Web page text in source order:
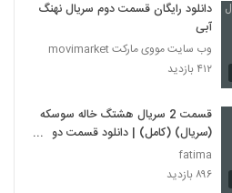
دانلود رایگان قسمت دوم سریال نهنگ
آبی
وب سایت مووی مارکت movimarket
۴۱۲ بازدید
قسمت 2 سریال هشتگ خاله سوسکه
(سریال) (کامل) | دانلود قسمت دو
سریال هشتگ خاله سوسکه . دوم
fatima
۸۹۶ بازدید